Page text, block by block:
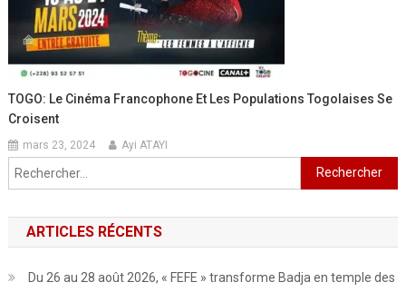
TOGO: Le Cinéma Francophone Et Les Populations Togolaises Se
Croisent
mars 23, 2024 Ayi ATAYI
Rechercher :
ARTICLES RÉCENTS
Du 26 au 28 août 2026, « FEFE » transforme Badja en temple des